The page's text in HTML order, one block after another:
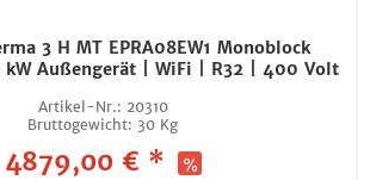
3 H MT EPRA08EW1 Monoblock
kW Außengerät | WiFi | R32 | 400 Volt
Artikel-Nr.: 20310
Bruttogewicht: 30 Kg
4879,00 € *